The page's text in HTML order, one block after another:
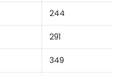
244
291
349